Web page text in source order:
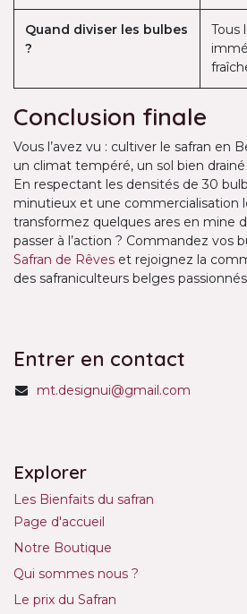
Quand diviser les bulbes
?
Tous
Conclusion finale
Vous l’avez vu : cultiver le safran en
un climat tempéré, un sol bien
En respectant les densités de 30
minutieux et une commercialisation
transformez quelques ares en mine
passer à l’action ? Commandez vos
Safran de Rêves et rejoignez la
des safraniculteurs belges
Entrer en contact
mt.designui@gmail.com
Explorer
Les Bienfaits du safran
Page d'accueil
Notre Boutique
Qui sommes nous ?
Le prix du Safran